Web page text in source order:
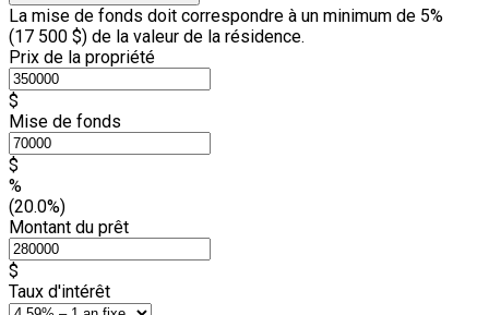
La mise de fonds doit correspondre à un minimum de 5%
(17 500 $) de la valeur de la résidence.
Prix de la propriété
$
Mise de fonds
$
%
(20.0%)
Montant du prêt
$
Taux d'intérêt